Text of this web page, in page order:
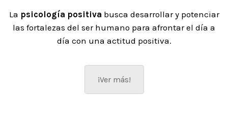
La psicología positiva busca desarrollar y potenciar
las fortalezas del ser humano para afrontar el día a
día con una actitud positiva.
¡Ver más!